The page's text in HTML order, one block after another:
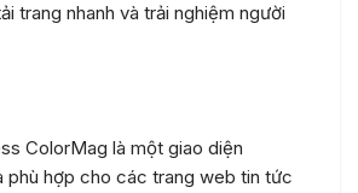
trang nhanh và trải nghiệm người
ColorMag là một giao diện
phù hợp cho các trang web tin tức